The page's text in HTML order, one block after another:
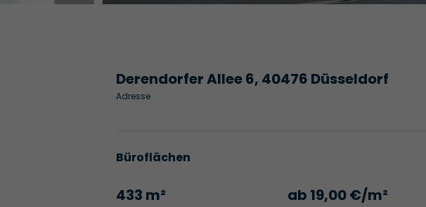
Derendorfer Allee 6, 40476 Düsseldorf
Adresse
Büroflächen
433 m² ab 19,00 €/m²